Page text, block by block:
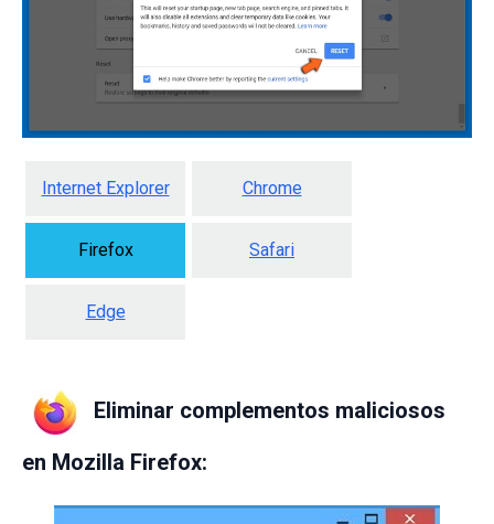
Internet Explorer Chrome
Firefox Safari
Edge
Eliminar complementos maliciosos
en Mozilla Firefox: